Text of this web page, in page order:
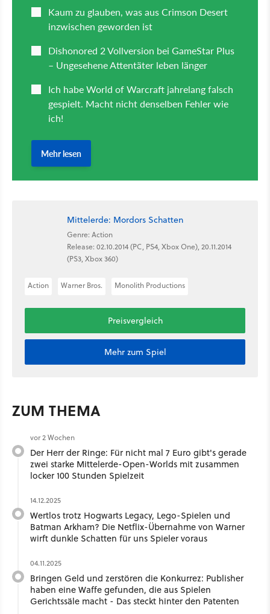
Mittelerde: Mordors Schatten
Genre: Action
Release: 02.10.2014 (PC, PS4, Xbox One), 20.11.2014
(PS3, Xbox 360)
Action Warner Bros. Monolith Productions
Preisvergleich
Mehr zum Spiel
ZUM THEMA
vor 2 Wochen
Der Herr der Ringe: Für nicht mal 7 Euro gibt's gerade
zwei starke Mittelerde-Open-Worlds mit zusammen
locker 100 Stunden Spielzeit
14.12.2025
Wertlos trotz Hogwarts Legacy, Lego-Spielen und
Batman Arkham? Die Netflix-Übernahme von Warner
wirft dunkle Schatten für uns Spieler voraus
04.11.2025
Bringen Geld und zerstören die Konkurrez: Publisher
haben eine Waffe gefunden, die aus Spielen
Gerichtssäle macht - Das steckt hinter den Patenten